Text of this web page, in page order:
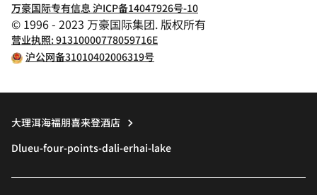
万豪国际专有信息 沪ICP备14047926号-10
© 1996 - 2023 万豪国际集团. 版权所有
营业执照: 91310000778059716E
沪公网备31010402006319号
大理洱海福朋喜来登酒店
Dlueu-four-points-dali-erhai-lake